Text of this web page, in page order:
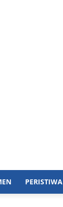
PERISTIWA